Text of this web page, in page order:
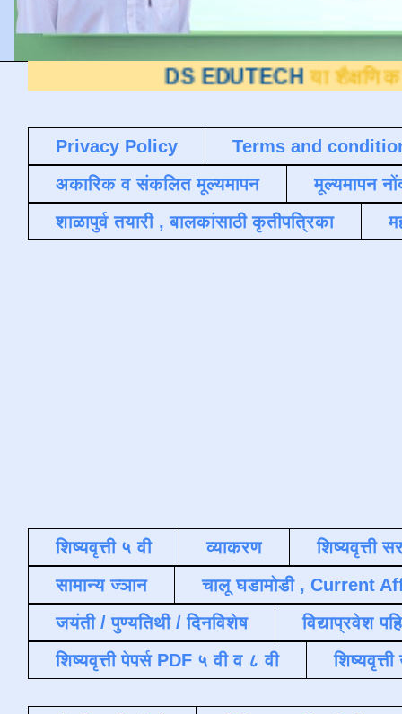
DS EDUTECH या शैक्षणिक ब्लॉगवर
Privacy Policy
Terms and
अकारिक व संकलित मूल्यमापन
मूल्यमापन
शाळापुर्व तयारी , बालकांसाठी कृतीपत्रिका
शिष्यवृत्ती ५ वी व्याकरण
शिष्यवृत्ती
सामान्य ज्ञान
चालू घडामोडी , Current
जयंती / पुण्यतिथी / दिनविशेष
विद्याप्रवेश
शिष्यवृत्ती पेपर्स PDF ५ वी व ८ वी